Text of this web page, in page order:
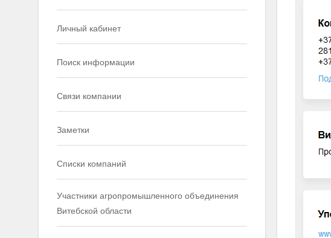
Личный кабинет
Поиск информации
Связи компании
Заметки
Списки компаний
Участники агропромышленного объединения
Витебской области